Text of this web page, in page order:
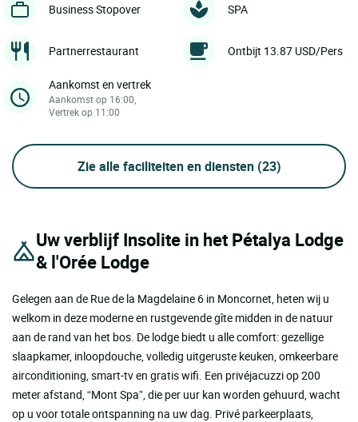
Business Stopover SPA
Partnerrestaurant Ontbijt 13.87 USD/Pers
Aankomst en vertrek
Aankomst op 16:00,
Vertrek op 11:00
Zie alle faciliteiten en diensten (23)
Uw verblijf Insolite in het Pétalya Lodge
& l'Orée Lodge
Gelegen aan de Rue de la Magdelaine 6 in Moncornet, heten wij u
welkom in deze moderne en rustgevende gîte midden in de natuur
aan de rand van het bos. De lodge biedt u alle comfort: gezellige
slaapkamer, inloopdouche, volledig uitgeruste keuken, omkeerbare
airconditioning, smart-tv en gratis wifi. Een privéjacuzzi op 200
meter afstand, “Mont Spa”, die per uur kan worden gehuurd, wacht
op u voor totale ontspanning na uw dag. Privé parkeerplaats,